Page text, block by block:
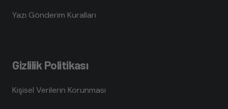
Yazı Gönderim Kuralları
Gizlilik Politikası
Kişisel Verilerin Korunması